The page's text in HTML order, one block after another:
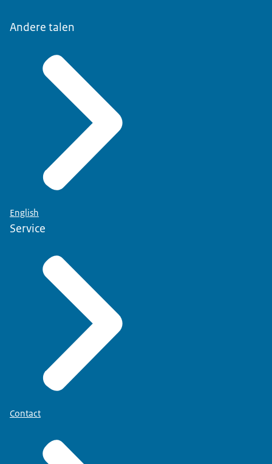
Andere talen
English
Service
Contact